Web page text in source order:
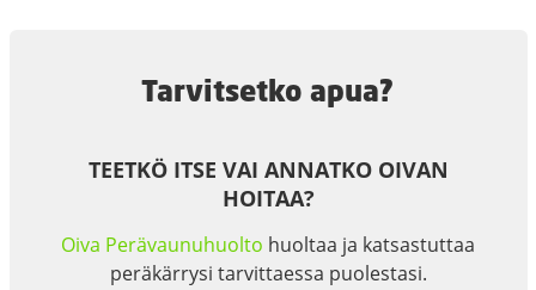
Tarvitsetko apua?
TEETKÖ ITSE VAI ANNATKO OIVAN
HOITAA?
Oiva Perävaunuhuolto huoltaa ja katsastuttaa
peräkärrysi tarvittaessa puolestasi.